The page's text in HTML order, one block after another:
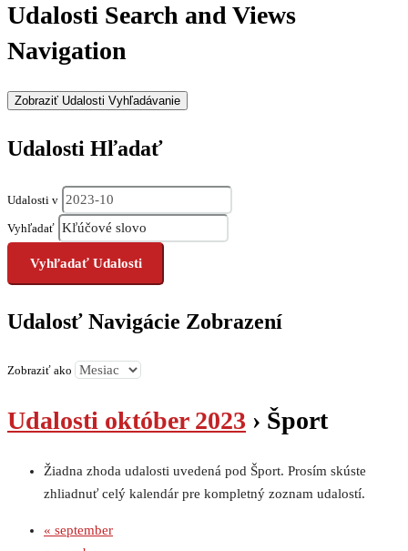
Udalosti Search and Views
Navigation
Zobraziť Udalosti Vyhľadávanie
Udalosti Hľadať
Udalosti v
Vyhľadať
Udalosť Navigácie Zobrazení
Zobraziť ako
Udalosti október 2023 › Šport
Žiadna zhoda udalosti uvedená pod Šport. Prosím skúste
zhliadnuť celý kalendár pre kompletný zoznam udalostí.
« september